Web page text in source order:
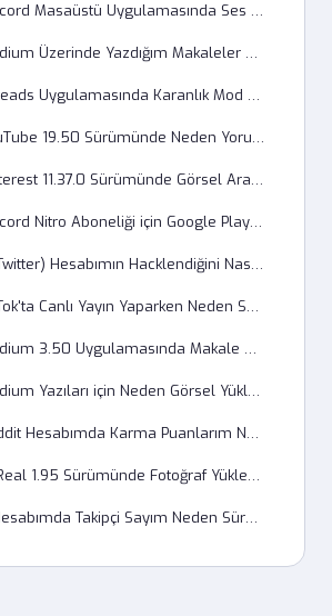
Discord Masaüstü Uygulamasında Ses Kanalı Bağlantısı Neden Kopuyor?
Medium Üzerinde Yazdığım Makaleler Neden Arama Sonuçlarında Çıkmıyor?
Threads Uygulamasında Karanlık Mod Nasıl Kalıcı Yapılır?
YouTube 19.50 Sürümünde Neden Yorumlar Yüklenmiyor?
Pinterest 11.37.0 Sürümünde Görsel Arama Özelliği Neden Çalışmıyor?
Discord Nitro Aboneliği için Google Play Ödeme Sorunu Çözümü
X (Twitter) Hesabımın Hacklendiğini Nasıl Anlarım?
TikTok'ta Canlı Yayın Yaparken Neden Sesim Gitmiyor?
Medium 3.50 Uygulamasında Makale Okuma Modu Neden Açılmıyor?
Medium Yazıları için Neden Görsel Yükleme Hatası Alıyorum?
Reddit Hesabımda Karma Puanlarım Neden Sürekli Sıfırlanıyor?
BeReal 1.95 Sürümünde Fotoğraf Yükleme Sırasında Hata Kodu 403 Nedir?
X Hesabımda Takipçi Sayım Neden Sürekli Düşüyor?